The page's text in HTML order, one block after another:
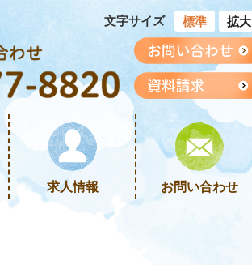
文字サイズ 標準 拡大
求人情報 お問い合わせ